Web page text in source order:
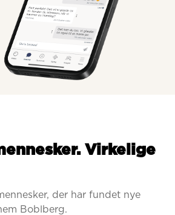
Virkelige
der har fundet nye
Boblberg.